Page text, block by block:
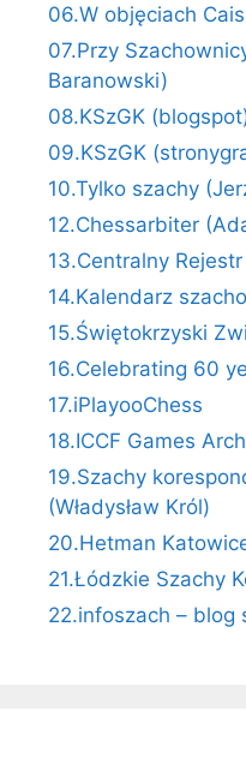
06.W objęciach
07.Przy
Baranowski)
08.KSzGK
09.KSzGK
10.Tylko szachy
12.Chessarbiter
13.Centralny
14.Kalendarz
15.Świętokrzyski
16.Celebrating 60
17.iPlayooChess
18.ICCF Games
19.Szachy
(Władysław Król)
20.Hetman
21.Łódzkie Szachy
22.infoszach – blog